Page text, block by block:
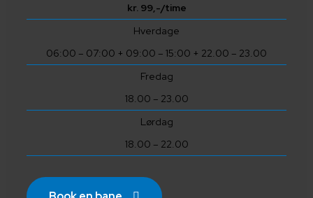
kr. 99,-/time
Hverdage
06:00 – 07:00 + 09:00 – 15:00 + 22.00 – 23.00
Fredag
18.00 – 23.00
Lørdag
18.00 – 22.00